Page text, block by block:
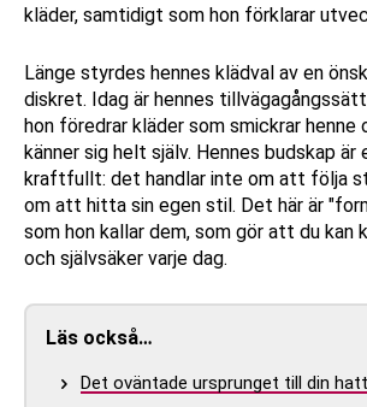
kläder, samtidigt som hon förklarar
Länge styrdes hennes klädval av en
diskret. Idag är hennes
hon föredrar kläder som smickrar henne
känner sig helt själv. Hennes budskap är
kraftfullt: det handlar inte om att följa
om att hitta sin egen stil. Det här är
som hon kallar dem, som gör att du kan
och självsäker varje dag.
Läs också…
Det oväntade ursprunget till din